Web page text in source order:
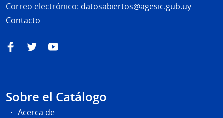
Correo electrónico: datosabiertos@agesic.gub.uy
Contacto
FacebookTwitterYouTube
Sobre el Catálogo
Acerca de